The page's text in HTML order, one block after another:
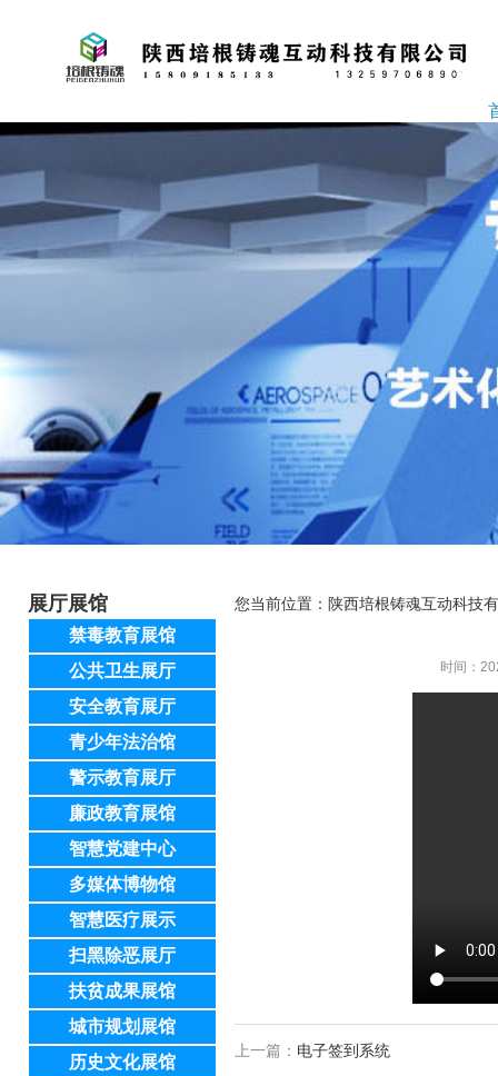
您当前位置： 陕西培根铸魂互动科技
展厅展馆
禁毒教育展馆
公共卫生展厅
安全教育展厅
青少年法治馆
警示教育展厅
廉政教育展馆
智慧党建中心
多媒体博物馆
智慧医疗展示
扫黑除恶展厅
扶贫成果展馆
城市规划展馆
历史文化展馆
时间：
上一篇： 电子签到系统